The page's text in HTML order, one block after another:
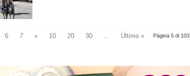
Página 5 di 103
6 7 » 10 20 30 ... Último »